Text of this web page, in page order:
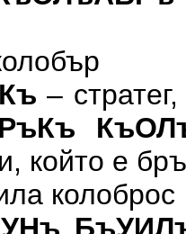
–
който е
колоброс